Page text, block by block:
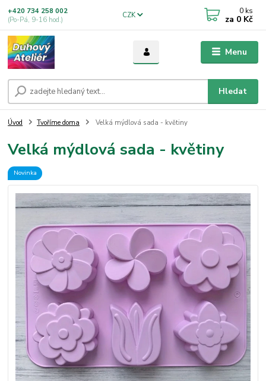
Menu
CZK
Hledat
+420 734 258 002
(Po-Pá, 9-16 hod.)
0 ks
za 0 Kč
Úvod Tvoříme doma Velká mýdlová sada - květiny
Velká mýdlová sada - květiny
Novinka